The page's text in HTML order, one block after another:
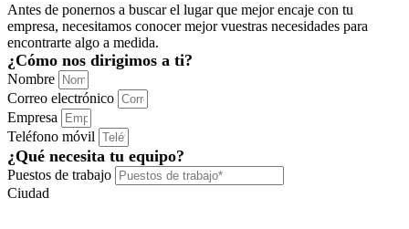
Antes de ponernos a buscar el lugar que mejor encaje con tu
empresa, necesitamos conocer mejor vuestras necesidades para
encontrarte algo a medida.
¿Cómo nos dirigimos a ti?
Nombre
Correo electrónico
Empresa
Teléfono móvil
¿Qué necesita tu equipo?
Puestos de trabajo
Ciudad